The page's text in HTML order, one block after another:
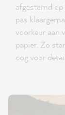
afgestemd
pas
voorkeur aan
papier. Zo
oog voor